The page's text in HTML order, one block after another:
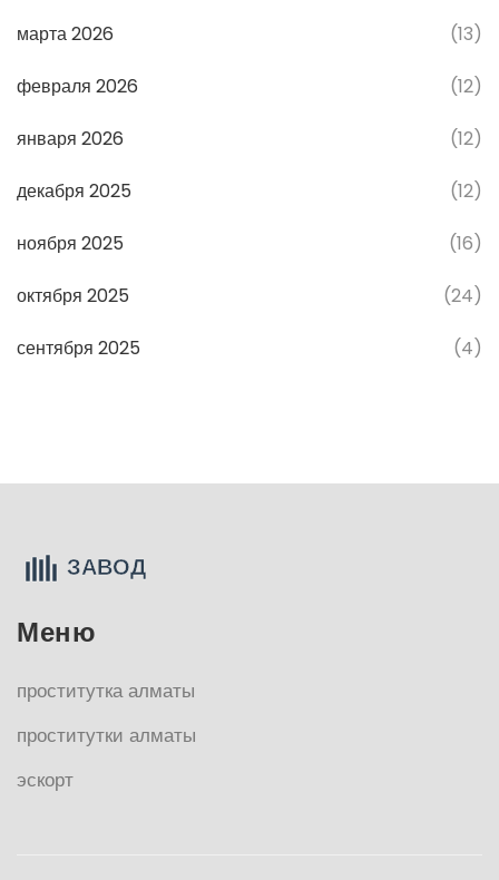
марта 2026 (13)
февраля 2026 (12)
января 2026 (12)
декабря 2025 (12)
ноября 2025 (16)
октября 2025 (24)
сентября 2025 (4)
Меню
проститутка алматы
проститутки алматы
эскорт